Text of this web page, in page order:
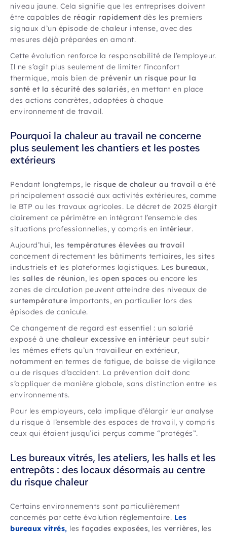
niveau jaune. Cela signifie que les entreprises doivent
être capables de réagir rapidement dès les premiers
signaux d’un épisode de chaleur intense, avec des
mesures déjà préparées en amont.
Cette évolution renforce la responsabilité de l’employeur.
Il ne s’agit plus seulement de limiter l’inconfort
thermique, mais bien de prévenir un risque pour la
santé et la sécurité des salariés, en mettant en place
des actions concrètes, adaptées à chaque
environnement de travail.
Pourquoi la chaleur au travail ne concerne
plus seulement les chantiers et les postes
extérieurs
Pendant longtemps, le risque de chaleur au travail a été
principalement associé aux activités extérieures, comme
le BTP ou les travaux agricoles. Le décret de 2025 élargit
clairement ce périmètre en intégrant l’ensemble des
situations professionnelles, y compris en intérieur.
Aujourd’hui, les températures élevées au travail
concernent directement les bâtiments tertiaires, les sites
industriels et les plateformes logistiques. Les bureaux,
les salles de réunion, les open spaces ou encore les
zones de circulation peuvent atteindre des niveaux de
surtempérature importants, en particulier lors des
épisodes de canicule.
Ce changement de regard est essentiel : un salarié
exposé à une chaleur excessive en intérieur peut subir
les mêmes effets qu’un travailleur en extérieur,
notamment en termes de fatigue, de baisse de vigilance
ou de risques d’accident. La prévention doit donc
s’appliquer de manière globale, sans distinction entre les
environnements.
Pour les employeurs, cela implique d’élargir leur analyse
du risque à l’ensemble des espaces de travail, y compris
ceux qui étaient jusqu’ici perçus comme “protégés”.
Les bureaux vitrés, les ateliers, les halls et les
entrepôts : des locaux désormais au centre
du risque chaleur
Certains environnements sont particulièrement
concernés par cette évolution réglementaire. Les
bureaux vitrés, les façades exposées, les verrières, les